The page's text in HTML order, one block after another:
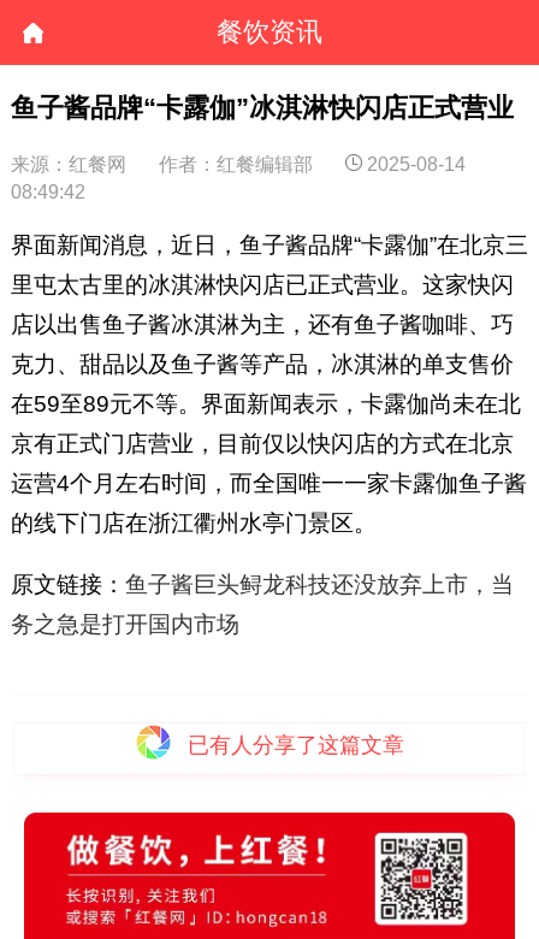
餐饮资讯
鱼子酱品牌“卡露伽”冰淇淋快闪店正式营业
来源：红餐网 作者：红餐编辑部
2025-08-14
08:49:42
界面新闻消息，近日，鱼子酱品牌“卡露伽”在北京三
里屯太古里的冰淇淋快闪店已正式营业。这家快闪
店以出售鱼子酱冰淇淋为主，还有鱼子酱咖啡、巧
克力、甜品以及鱼子酱等产品，冰淇淋的单支售价
在59至89元不等。界面新闻表示，卡露伽尚未在北
京有正式门店营业，目前仅以快闪店的方式在北京
运营4个月左右时间，而全国唯一一家卡露伽鱼子酱
的线下门店在浙江衢州水亭门景区。
原文链接： 鱼子酱巨头鲟龙科技还没放弃上市，当
务之急是打开国内市场
已有 人分享了这篇文章